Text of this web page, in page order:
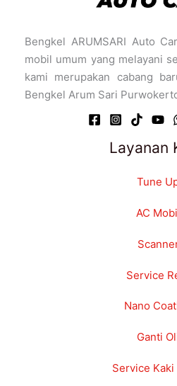
Bengkel ARUMSARI Auto
mobil umum yang melayani
kami merupakan cabang
Bengkel Arum Sari
Layanan
Tune
AC
Service
Nano
Ganti
Service